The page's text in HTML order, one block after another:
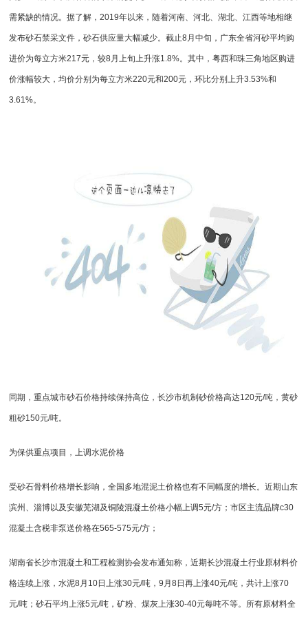
需紧缺的情况。据了解，2019年以来，随着河南、河北、湖北、江西等地相继
发布砂石禁采文件，砂石供应量大幅减少。截止8月中旬，广东全省河砂平均购
进价为每立方米217元，较8月上旬上升涨1.8%。其中，粤西和珠三角地区购进
价涨幅较大，均价分别为每立方米220元和200元，环比分别上升3.53%和
3.61%。
同期，重点城市砂石价格持续保持高位，长沙市机制砂价格高达120元/吨，黄砂
粗砂150元/吨。
为保供重点项目，上调水泥价格
受砂石骨料价格增长影响，全国多地混泥土价格也有不同幅度的增长。近期山东
滨州、淄博以及安徽芜湖及铜陵混凝土价格小幅上调5元/方；市区主流品牌c30
混凝土含税非泵送价格在565-575元/方；
湖南省长沙市混凝土和工程检测协会发布通知称，近期长沙混凝土行业原材料价
格连续上涨，水泥8月10日上涨30元/吨，9月8日再上涨40元/吨，共计上涨70
元/吨；砂石平均上涨5元/吨，矿粉、煤灰上涨30-40元每吨不等。所有原材料全